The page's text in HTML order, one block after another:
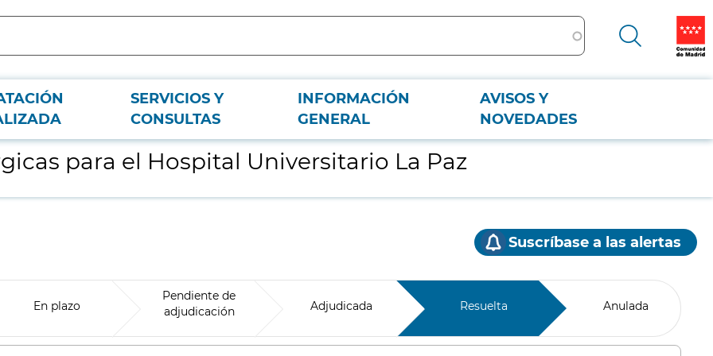
SERVICIOS Y
CONSULTAS
INFORMACIÓN
GENERAL
AVISOS Y
NOVEDADES
Paz
para el Hospital Universitario La Paz
Suscríbase a las alertas
En plazo
Pendiente de
adjudicación
Adjudicada Resuelta Anulada